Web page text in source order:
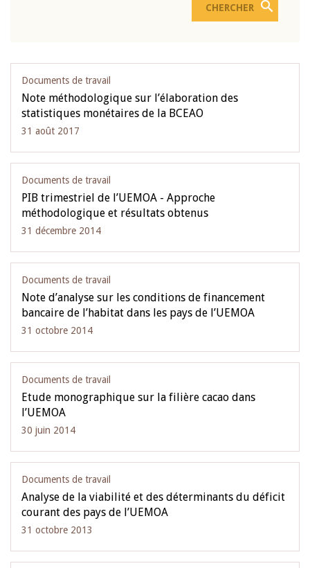
Documents de travail
Note méthodologique sur l’élaboration des
statistiques monétaires de la BCEAO
31 août 2017
Documents de travail
PIB trimestriel de l’UEMOA - Approche
méthodologique et résultats obtenus
31 décembre 2014
Documents de travail
Note d’analyse sur les conditions de financement
bancaire de l’habitat dans les pays de l’UEMOA
31 octobre 2014
Documents de travail
Etude monographique sur la filière cacao dans
l’UEMOA
30 juin 2014
Documents de travail
Analyse de la viabilité et des déterminants du déficit
courant des pays de l’UEMOA
31 octobre 2013